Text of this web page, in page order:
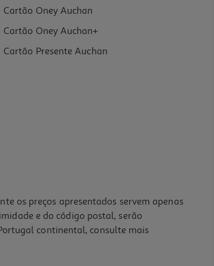
Cartão Oney Auchan
Cartão Oney Auchan+
Cartão Presente Auchan
os preços apresentados servem apenas
e do código postal, serão
continental, consulte mais